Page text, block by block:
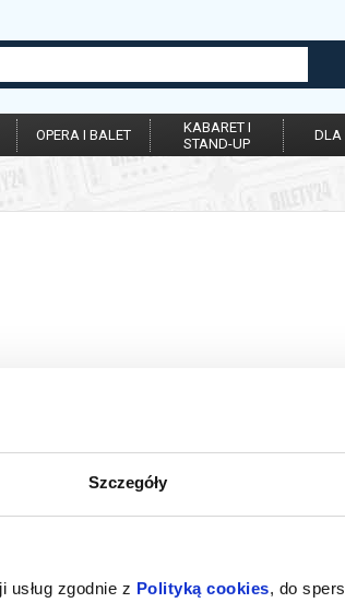
Szczegóły
zgodnie z Polityką cookies, do
OPERA I BALET
KABARET I
STAND-UP
DLA